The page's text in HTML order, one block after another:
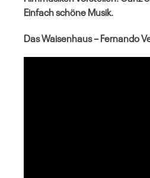
Einfach schöne Musik.
Das Waisenhaus – Fernando